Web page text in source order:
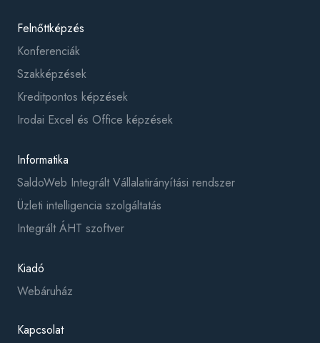
Felnőttképzés
Konferenciák
Szakképzések
Kreditpontos képzések
Irodai Excel és Office képzések
Informatika
SaldoWeb Integrált Vállalatirányítási rendszer
Üzleti intelligencia szolgáltatás
Integrált ÁHT szoftver
Kiadó
Webáruház
Kapcsolat